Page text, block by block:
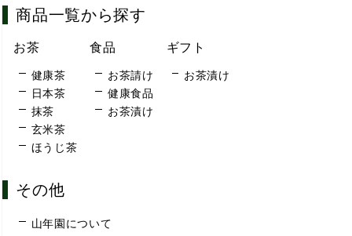
商品一覧から探す
お茶
健康茶
日本茶
抹茶
玄米茶
ほうじ茶
食品
お茶請け
健康食品
お茶漬け
ギフト
お茶漬け
その他
山年園について